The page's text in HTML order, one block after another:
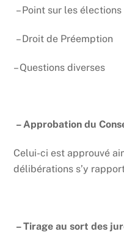
– Point sur les
– Droit de Préemption
– Questions diverses
– Approbation du
Celui-ci est approuvé
délibérations s’y
– Tirage au sort des